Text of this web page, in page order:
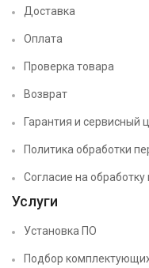
Доставка
Оплата
Проверка товара
Возврат
Гарантия и сервисный
Политика обработки
Согласие на
Услуги
Установка ПО
Подбор